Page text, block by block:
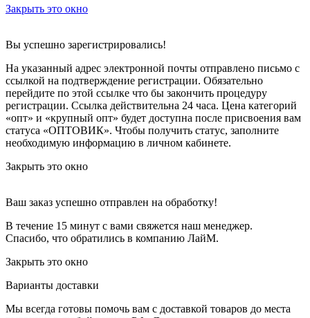
Закрыть это окно
Вы успешно зарегистрировались!
На указанный адрес электронной почты отправлено письмо с
ссылкой на подтверждение регистрации. Обязательно
перейдите по этой ссылке что бы закончить процедуру
регистрации. Ссылка действительна 24 часа. Цена категорий
«опт» и «крупный опт» будет доступна после присвоения вам
статуса «ОПТОВИК». Чтобы получить статус, заполните
необходимую информацию в личном кабинете.
Закрыть это окно
Ваш заказ успешно отправлен на обработку!
В течение 15 минут с вами свяжется наш менеджер.
Спасибо, что обратились в компанию ЛайМ.
Закрыть это окно
Варианты доставки
Мы всегда готовы помочь вам с доставкой товаров до места